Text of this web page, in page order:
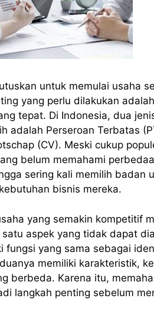
untuk memulai usaha
yang perlu dilakukan
tepat. Di Indonesia, dua
adalah Perseroan Terbatas
(CV). Meski cukup
belum memahami
sering kali memilih badan
bisnis mereka.
yang semakin kompetitif
aspek yang tidak dapat
fungsi yang sama sebagai
memiliki karakteristik,
berbeda. Karena itu,
langkah penting sebelum